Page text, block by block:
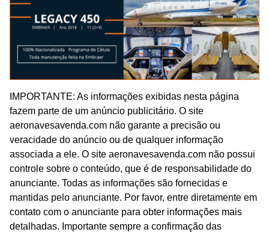
IMPORTANTE: As informações exibidas nesta página
fazem parte de um anúncio publicitário. O site
aeronavesavenda.com não garante a precisão ou
veracidade do anúncio ou de qualquer informação
associada a ele. O site aeronavesavenda.com não possui
controle sobre o conteúdo, que é de responsabilidade do
anunciante. Todas as informações são fornecidas e
mantidas pelo anunciante. Por favor, entre diretamente em
contato com o anunciante para obter informações mais
detalhadas. Importante sempre a confirmação das